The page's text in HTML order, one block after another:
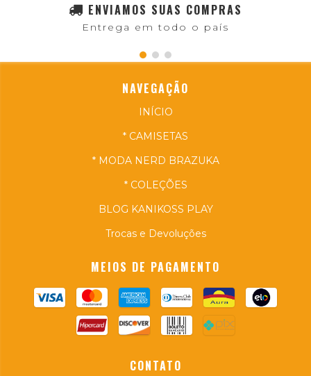
ENVIAMOS SUAS COMPRAS
Entrega em todo o país
NAVEGAÇÃO
INÍCIO
* CAMISETAS
* MODA NERD BRAZUKA
* COLEÇÕES
BLOG KANIKOSS PLAY
Trocas e Devoluções
MEIOS DE PAGAMENTO
CONTATO